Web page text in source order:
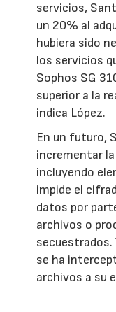
servicios,
un 20% al
hubiera sido
los servicios
Sophos SG
superior a la
indica López.
En un futuro,
incrementar
incluyendo
impide el
datos por
archivos o
secuestrados.
se ha
archivos a su